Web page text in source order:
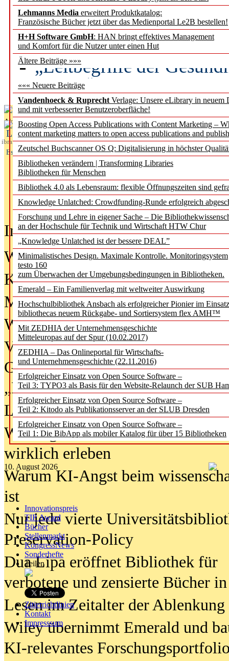
Lehmanns Media erweitert Produktkatalog:
Französische Bücher jetzt über das Medienportal Le2B bestellen!
H+H Software GmbH: HAN bringt effektives Management
und Komfort für die Nutzer unter einen Hut
Ältere Beiträge »»»
««« Neuere Beiträge
Vandenhoeck & Ruprecht Verlage: Unsere eLibrary in neuem
und mit verbesserter Benutzeroberfläche!
Boosting Open Access Publications with Content Marketing –
content marketing matters to open access publications and
Zeutschel Buchscanner OS Q: Digitalisierung in höchster
Bibliotheken verändern | Transforming Libraries
Bibliotheken für Menschen
Bibliothek 4.0 als Lebensraum: flexible Öffnungszeiten sind
Knowledge Unlatched: Crowdfunding-Runde erfolgreich
Forschung und Lehre in eigener Sache – Die
an der Hochschule für Technik und Wirtschaft HTW Chur
„Knowledge Unlatched ist der bessere DEAL”
Minimalistisches Design. Maximale Kontrolle. Monitoringsystem
testo 160
zum Überwachen der Umgebungsbedingungen in Bibliotheken.
Emerald – Ein Familienverlag mit weltweiter Auswirkung
Hochschulbibliothek Ansbach als erfolgreicher Pionier im
bibliothecas neuem Rückgabe- und Sortiersystem flex AMH™
Mit ZEDHIA der Unternehmensgeschichte
Mitteleuropas auf der Spur (10.02.2017)
ZEDHIA – Das Onlineportal für Wirtschafts-
und Unternehmensgeschichte (22.11.2016)
Erfolgreicher Einsatz von Open Source Software –
Teil 3: TYPO3 als Basis für den Website-Relaunch der SUB
Erfolgreicher Einsatz von Open Source Software –
Teil 2: Kitodo als Publikationsserver an der SLUB Dresden
Erfolgreicher Einsatz von Open Source Software –
Teil 1: Die BibApp als mobiler Katalog für über 15 Bibliotheken
10. August 2026
Innovationspreis
TIP Award
Bücher
Stellenmarkt
KongressNews
Sonderhefte
Teilen
Zitierrichtlinien
Kontakt
Impresssum
Künstliche Intelligenz
besser zu verstehen
„Leitbegriffe der
des BIÖG erscheinen
Aktuelles aus
L
ibrary
Essentials
In der Ausgabe06/2026(August
Was Hochschul­bibliotheken von
Kinder in der digitalen Welt
Metadaten als Infrastruktur
Wenn Bots katalogisieren
Von Abschlusskleidern bis
Geisterjagd-Ausrüstung in der
„Library of Things“ unterwegs
Lesen als Infrastrukturaufgabe
Wie Jugendliche Social Media
wirklich erleben
Warum KI-Angst beim
ist
Nur jede vierte
Preservation-Policy
Dua Lipa eröffnet Bibliothek für
verbotene und zensierte Bücher
Lesen im Zeitalter der Ablenkung
Wiley übernimmt Emerald und
KI-relevantes